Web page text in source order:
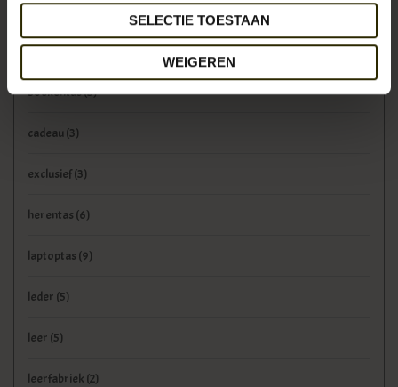
SELECTIE TOESTAAN
WEIGEREN
aktetas(5)
ambacht(4)
boekentas(3)
cadeau (3)
exclusief(3)
herentas (6)
laptoptas (9)
leder (5)
leer (5)
leerfabriek (2)